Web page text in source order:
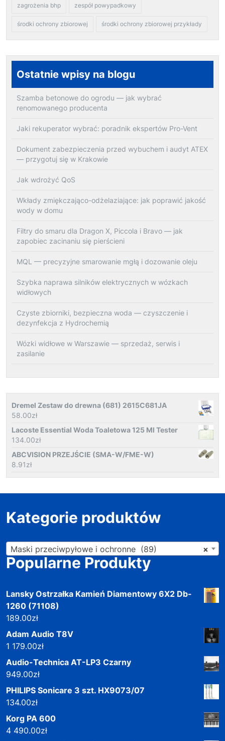
zagrożenia bhp zespół powypadkowy
środki ochrony zbiorowej środki ochrony zbiorowej przykłady
Ostatnie wpisy na blogu
Szamba betonowe do ogrodu — jak wybrać
renomowanego producenta
Jaki rekuperator wybrać: poradnik ekspertów Pro-Vent
Dokument zabezpieczenia przed wybuchem i audyt ATEX
— przygotuj się w Krakowie
Jak wdrożyć QoS
Wkłady zmiękczająco-odżelaziające: jak poprawić jakość
wody w domu
Filtry do smaru dla Dragon X, Piccola i Bravo — jak
zapobiec zacinaniu się pierścieni
MQL — precyzyjne smarowanie mgłą i dozowanie oleju
Szybka naprawa silników elektrycznych w wózkach
widłowych
Czyste zbiorniki, bezpieczna woda — czyszczenie i
dezynfekcja z Hydrochemią
Wózki widłowe w Warszawie — sprzedaż, serwis i
zasilanie
Dremel Zestaw do drewna (681) 2615C681JA
58.00zł
Lacoste Essential Woda Toaletowa 125 Ml Tester
134.00zł
ABCVISION PRZEJŚCIE (SMA-W/FME-W)
8.91zł
Kategorie produktów
×
Maski przeciwpyłowe i ochronne (89)
Popularne Produkty
Lansky Ostrzałka Kamień Diamentowy 6X2 Db-
1260 (71108)
189.00zł
Adam Audio T8V
1 179.00zł
Audio-Technica AT-LP3 Czarny
949.00zł
PHILIPS Sonicare 3 szt. HX9073/07
134.00zł
Korg PA 600
4 490.00zł